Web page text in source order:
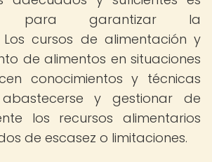
para garantizar la
Los cursos de alimentación y
de alimentos en situaciones
conocimientos y técnicas
y gestionar de
los recursos alimentarios
de escasez o limitaciones.